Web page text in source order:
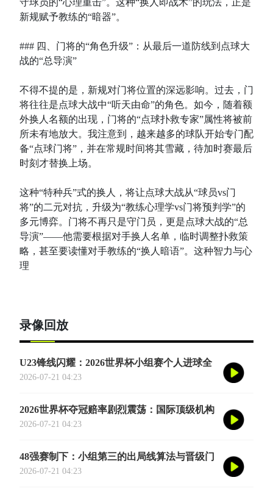
守球员的“心理重击”。这种“换人即战术”的玩法，正是
新规赋予教练的“暗器”。
### 四、门将的“角色升级”：从最后一道防线到点球大
战的“总导演”
不得不提的是，新规对门将位置的深远影响。过去，门
将往往是点球大战中“听天由命”的角色。如今，随着额
外换人名额的出现，门将的“点球扑救专家”属性将被前
所未有地放大。我注意到，越来越多的球队开始专门配
备“点球门将”，并在常规时间将其雪藏，待加时赛最后
时刻才替换上场。
这种“特种兵”式的换人，将让点球大战从“球员vs门
将”的二元对抗，升级为“教练心理学vs门将预判学”的
多元博弈。门将不再只是守门员，更是点球大战的“总
导演”——他需要根据对手换人名单，临时调整扑救策
略，甚至要读懂对手教练的“换人暗语”。这种智力与心
理
录像回放
U23锋线闪耀：2026世界杯小组赛个人进球全
记录
2026-07-21 04:23
2026世界杯夺冠赔率剧烈震荡：国际顶级机构
最新榜单出炉
2026-07-21 04:23
48强赛制下：小组第三的出局线算法与晋级门
槛推演
2026-07-21 04:23